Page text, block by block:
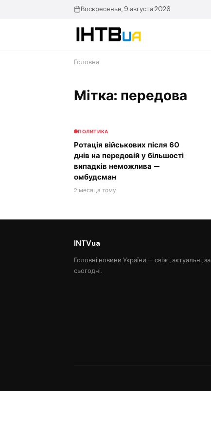
Воскресенье, 9 августа 2026
Головна
Мітка: передова
ПОЛИТИКА
Ротація військових після 60
днів на передовій у більшості
випадків неможлива —
омбудсман
2 месяца тому
INTVua
Головні новини України — свіжі, актуальні, за
сьогодні.